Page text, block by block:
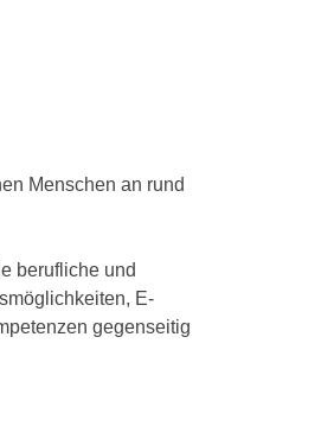
Menschen an rund
berufliche und
E-
gegenseitig